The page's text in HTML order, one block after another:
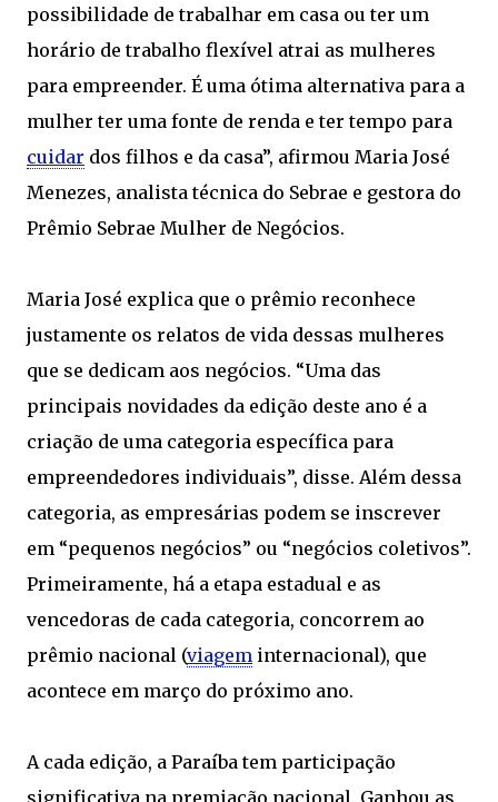
possibilidade de trabalhar em casa ou ter um
horário de trabalho flexível atrai as mulheres
para empreender. É uma ótima alternativa para a
mulher ter uma fonte de renda e ter tempo para
cuidar dos filhos e da casa”, afirmou Maria José
Menezes, analista técnica do Sebrae e gestora do
Prêmio Sebrae Mulher de Negócios.
Maria José explica que o prêmio reconhece
justamente os relatos de vida dessas mulheres
que se dedicam aos negócios. “Uma das
principais novidades da edição deste ano é a
criação de uma categoria específica para
empreendedores individuais”, disse. Além dessa
categoria, as empresárias podem se inscrever
em “pequenos negócios” ou “negócios coletivos”.
Primeiramente, há a etapa estadual e as
vencedoras de cada categoria, concorrem ao
prêmio nacional (viagem internacional), que
acontece em março do próximo ano.
A cada edição, a Paraíba tem participação